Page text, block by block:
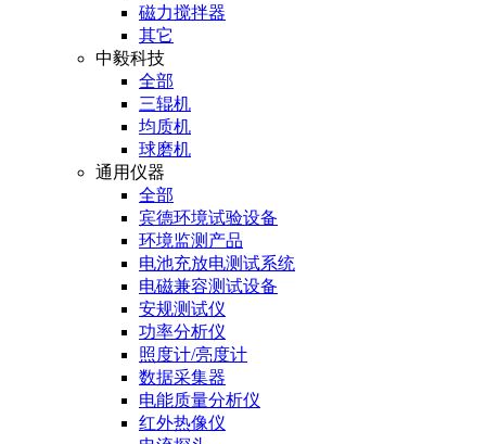
磁力搅拌器
其它
中毅科技
全部
三辊机
均质机
球磨机
通用仪器
全部
宾德环境试验设备
环境监测产品
电池充放电测试系统
电磁兼容测试设备
安规测试仪
功率分析仪
照度计/亮度计
数据采集器
电能质量分析仪
红外热像仪